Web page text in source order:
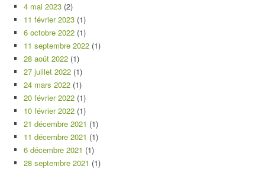
4 mai 2023 (2)
11 février 2023 (1)
6 octobre 2022 (1)
11 septembre 2022 (1)
28 août 2022 (1)
27 juillet 2022 (1)
24 mars 2022 (1)
20 février 2022 (1)
10 février 2022 (1)
21 décembre 2021 (1)
11 décembre 2021 (1)
6 décembre 2021 (1)
28 septembre 2021 (1)